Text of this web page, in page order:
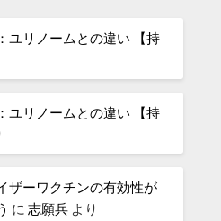
ユリノームとの違い 【持
ユリノームとの違い 【持
ザーワクチンの有効性が
に志願兵 より